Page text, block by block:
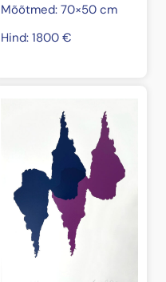
Mõõtmed: 70×50 cm
Hind:1800€